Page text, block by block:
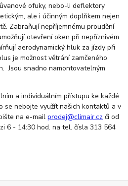
ofuky, nebo-li deflektory
ale i účinným doplňkem nejen
Zabraňují nepříjemnému proudění
otevření oken při nepříznivém
aerodynamický hluk za jízdy při
je možnost větrání zamčeného
Jsou snadno namontovatelným
a individuálním přístupu ke každé
se nebojte využít našich kontaktů a v
na e-mailprodej@climair.cz či od
6 - 14:30 hod. na tel. čísla 313 564